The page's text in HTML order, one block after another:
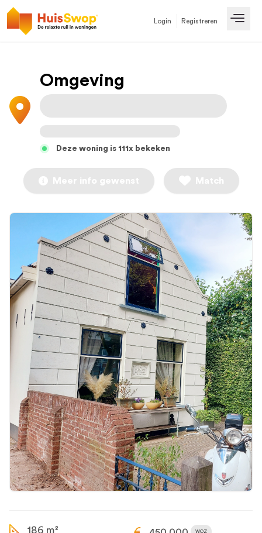
Login Registreren
Omgeving
Deze woning is 111x bekeken
Meer info gewenst Match
186 m² WOZ